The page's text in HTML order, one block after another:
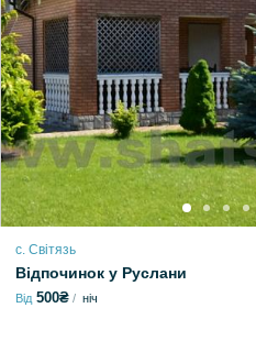
с. Світязь
Відпочинок у Руслани
Від 500₴ ніч